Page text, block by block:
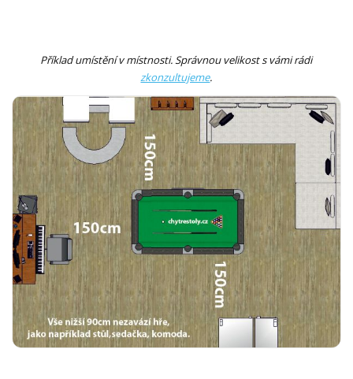
Příklad umístění v místnosti. Správnou velikost s vámi rádi
zkonzultujeme.